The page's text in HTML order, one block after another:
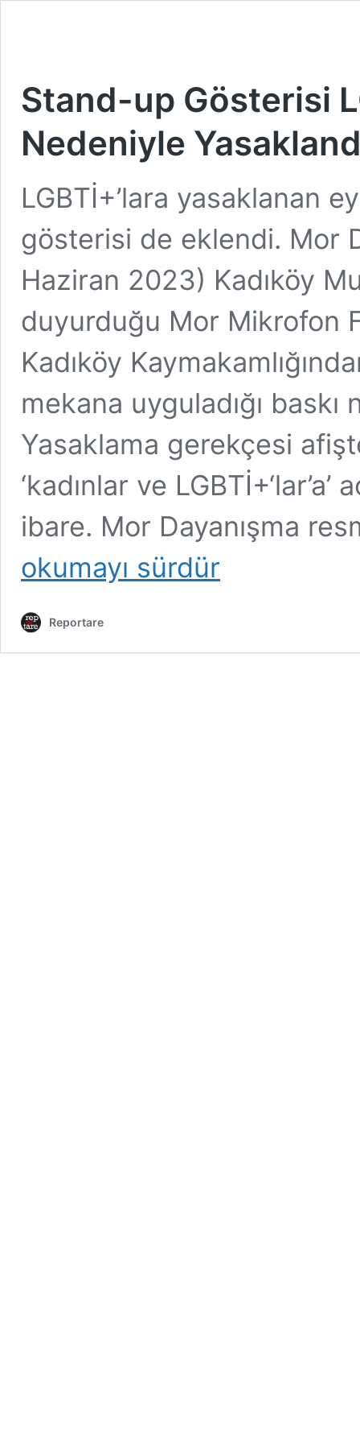
Stand-up Gösterisi
Nedeniyle
LGBTİ+’lara yasaklanan
gösterisi de eklendi. Mor
Haziran 2023) Kadıköy
duyurduğu Mor Mikrofon
Kadıköy
mekana uyguladığı baskı
Yasaklama gerekçesi
‘kadınlar ve
ibare. Mor Dayanışma
okumayı sürdür
Reportare